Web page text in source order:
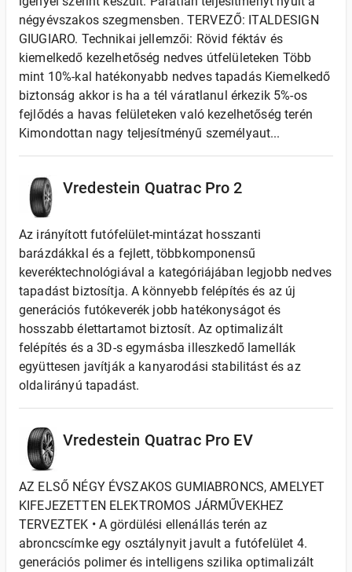
négyévszakos szegmensben. TERVEZŐ: ITALDESIGN
GIUGIARO. Technikai jellemzői: Rövid féktáv és
kiemelkedő kezelhetőség nedves útfelületeken Több
mint 10%-kal hatékonyabb nedves tapadás Kiemelkedő
biztonság akkor is ha a tél váratlanul érkezik 5%-os
fejlődés a havas felületeken való kezelhetőség terén
Kimondottan nagy teljesítményű személyaut...
Vredestein Quatrac Pro 2
Az irányított futófelület-mintázat hosszanti
barázdákkal és a fejlett, többkomponensű
keveréktechnológiával a kategóriájában legjobb nedves
tapadást biztosítja. A könnyebb felépítés és az új
generációs futókeverék jobb hatékonyságot és
hosszabb élettartamot biztosít. Az optimalizált
felépítés és a 3D-s egymásba illeszkedő lamellák
együttesen javítják a kanyarodási stabilitást és az
oldalirányú tapadást.
Vredestein Quatrac Pro EV
AZ ELSŐ NÉGY ÉVSZAKOS GUMIABRONCS, AMELYET
KIFEJEZETTEN ELEKTROMOS JÁRMŰVEKHEZ
TERVEZTEK • A gördülési ellenállás terén az
abroncscímke egy osztálynyit javult a futófelület 4.
generációs polimer és intelligens szilika optimalizált